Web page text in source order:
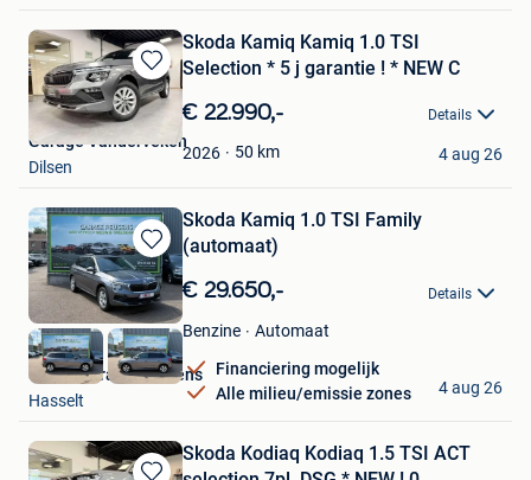
Bewaren
in
Mijn
Favorieten
Skoda Kamiq Kamiq 1.0 TSI
Selection * 5 j garantie ! * NEW C
€ 22.990,- Details
2026 50 km
Garage Vanderveken
Dilsen
4 aug 26
Bewaren
in
Mijn
Favorieten
Skoda Kamiq 1.0 TSI Family
(automaat)
€ 29.650,- Details
Benzine Automaat
Financiering mogelijk
Alle milieu/emissie zones
Skoda Garage Peusens
Hasselt
4 aug 26
Skoda Kodiaq Kodiaq 1.5 TSI ACT